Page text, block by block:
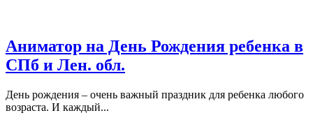
Аниматор на День Рождения ребенка в
СПб и Лен. обл.
День рождения – очень важный праздник для ребенка любого
возраста. И каждый...